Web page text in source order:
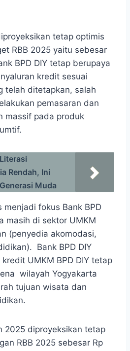
tetap optimis
RBB 2025 yaitu sebesar
BPD DIY tetap berupaya
kredit sesuai
telah ditetapkan, salah
pemasaran dan
massif pada produk
Rendah, Ini
Muda
menjadi fokus Bank BPD
masih di sektor UMKM
(penyedia akomodasi,
Bank BPD DIY
UMKM BPD DIY tetap
wilayah Yogyakarta
tujuan wisata dan
2025 diproyeksikan tetap
RBB 2025 sebesar Rp